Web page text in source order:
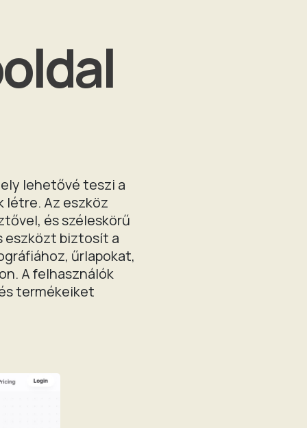
lehetővé teszi a
létre. Az eszköz
és széleskörű
eszközt biztosít a
űrlapokat,
A felhasználók
termékeiket